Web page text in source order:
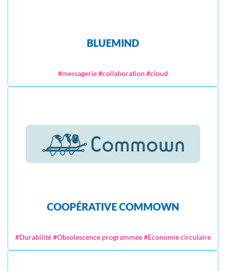
BLUEMIND
#messagerie #collaboration #cloud
COOPÉRATIVE COMMOWN
#Durabilité #Obsolescence programmée #Economie circulaire